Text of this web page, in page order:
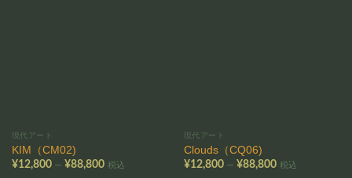
現代アート
KIM（CM02)
¥12,800 – ¥88,800価税込
現代アート
Clouds（CQ06)
¥12,800 – ¥88,800価税込